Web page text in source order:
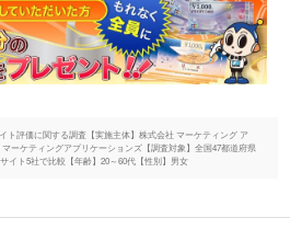
ト評価に関する調査【実施主体】株式会社 マーケティング ア
ーケティングアプリケーションズ【調査対象】全国47都道府県
イト5社で比較【年齢】20～60代【性別】男女